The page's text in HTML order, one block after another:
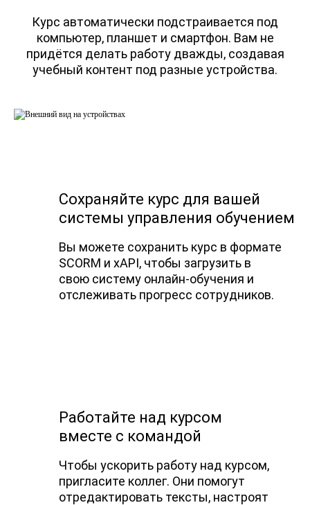
Курс автоматически подстраивается под
компьютер, планшет и смартфон. Вам не
придётся делать работу дважды, создавая
учебный контент под разные устройства.
Сохраняйте курс для вашей
системы управления обучением
Вы можете сохранить курс в формате
SCORM и xAPI, чтобы загрузить в
свою систему онлайн-обучения и
отслеживать прогресс сотрудников.
Работайте над курсом
вместе с командой
Чтобы ускорить работу над курсом,
пригласите коллег. Они помогут
отредактировать тексты, настроят